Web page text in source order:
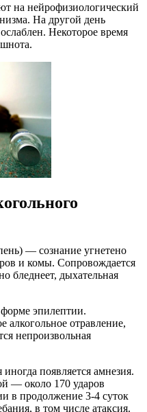
на нейрофизиологический
На другой день
Некоторое время
— сознание угнетено
и комы. Сопровождается
бледнеет, дыхательная
эпилептии.
алкогольное отравление,
непроизвольная
появляется амнезия.
— около 170 ударов
в продолжение 3-4 суток
в том числе атаксия.